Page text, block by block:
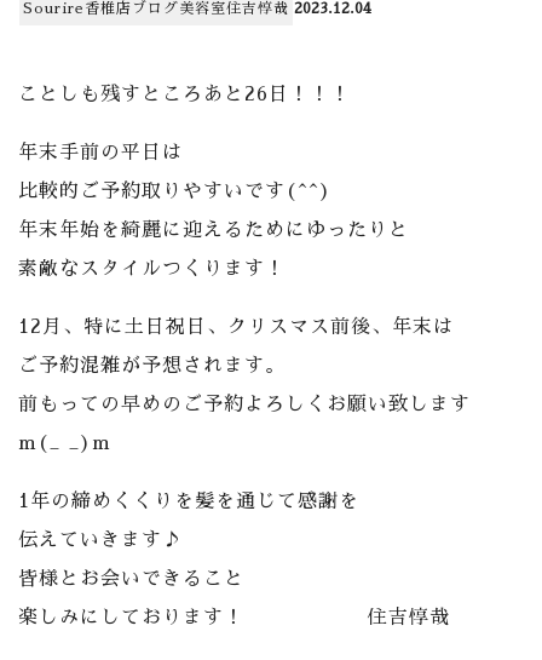
Sourire香椎店 ブログ美容室住吉惇哉 2023.12.04
ことしも残すところあと26日！！！
年末手前の平日は
比較的ご予約取りやすいです(^^)
年末年始を綺麗に迎えるためにゆったりと
素敵なスタイルつくります！
12月、特に土日祝日、クリスマス前後、年末は
ご予約混雑が予想されます。
前もっての早めのご予約よろしくお願い致します
m(_ _)m
1年の締めくくりを髪を通じて感謝を
伝えていきます♪
皆様とお会いできること
楽しみにしております！ 住吉惇哉